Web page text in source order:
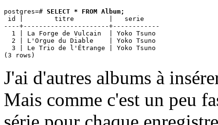
postgres=# SELECT * FROM Album;
id |        titre         |   serie
----+----------------------+------------
  1 | La Forge de Vulcain  | Yoko Tsuno
  2 | L'Orgue du Diable    | Yoko Tsuno
  3 | Le Trio de l'Étrange | Yoko Tsuno
J'ai d'autres albums à
Mais comme c'est un peu